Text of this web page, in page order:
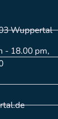
Wuppertal
- 18.00 pm,